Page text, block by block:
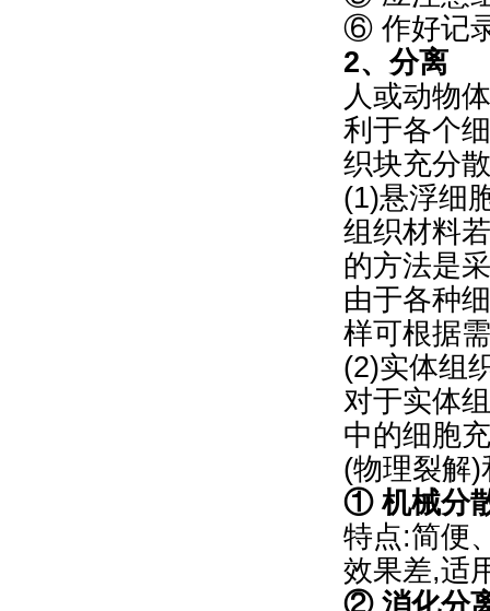
⑥ 作好记
2、分离
人或动物
利于各个
织块充分
(1)悬浮细
组织材料
的方法是
由于各种
样可根据
(2)实体组
对于实体
中的细胞
(物理裂解
① 机械分
特点:简便
效果差,适
② 消化分